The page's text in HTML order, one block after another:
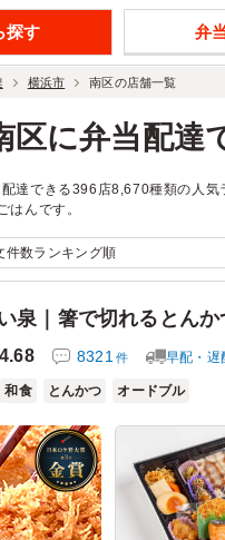
探す 弁
横浜市 南区の店舗一覧
区に弁当配達
達できる396店8,670種類の人
はんです。
泉｜箸で切れるとん
4.68 8321 件 早配・遅
和食 とんかつ オードブル